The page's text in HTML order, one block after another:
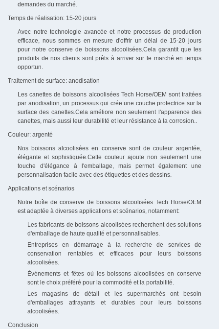
demandes du marché.
Temps de réalisation: 15-20 jours
Avec notre technologie avancée et notre processus de production
efficace, nous sommes en mesure d'offrir un délai de 15-20 jours
pour notre conserve de boissons alcoolisées.Cela garantit que les
produits de nos clients sont prêts à arriver sur le marché en temps
opportun.
Traitement de surface: anodisation
Les canettes de boissons alcoolisées Tech Horse/OEM sont traitées
par anodisation, un processus qui crée une couche protectrice sur la
surface des canettes.Cela améliore non seulement l'apparence des
canettes, mais aussi leur durabilité et leur résistance à la corrosion..
Couleur: argenté
Nos boissons alcoolisées en conserve sont de couleur argentée,
élégante et sophistiquée.Cette couleur ajoute non seulement une
touche d'élégance à l'emballage, mais permet également une
personnalisation facile avec des étiquettes et des dessins.
Applications et scénarios
Notre boîte de conserve de boissons alcoolisées Tech Horse/OEM
est adaptée à diverses applications et scénarios, notamment:
Les fabricants de boissons alcoolisées recherchent des solutions
d'emballage de haute qualité et personnalisables.
Entreprises en démarrage à la recherche de services de
conservation rentables et efficaces pour leurs boissons
alcoolisées.
Événements et fêtes où les boissons alcoolisées en conserve
sont le choix préféré pour la commodité et la portabilité.
Les magasins de détail et les supermarchés ont besoin
d'emballages attrayants et durables pour leurs boissons
alcoolisées.
Conclusion